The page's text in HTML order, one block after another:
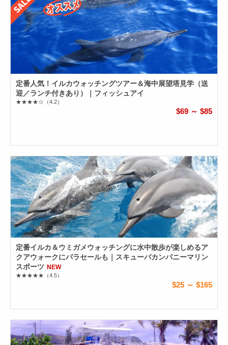
定番人気！イルカウォッチングツアー＆海中展望塔見学（送
迎／ランチ付きあり）｜フィッシュアイ
★★★★☆ （4.2）
$69 ～ $85
定番イルカ＆ウミガメウォッチングに水中散歩が楽しめるア
クアウォークにパラセールも｜スキューバカンパニーマリン
スポーツ NEW
★★★★★ （4.5）
$25 ～ $165